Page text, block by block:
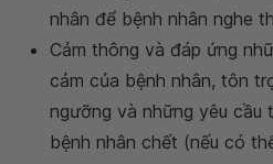
nhân để bệnh nhân nghe
Cảm thông và đáp ứng
cảm của bệnh nhân, tôn
ngưỡng và những yêu cầu
bệnh nhân chết (nếu có